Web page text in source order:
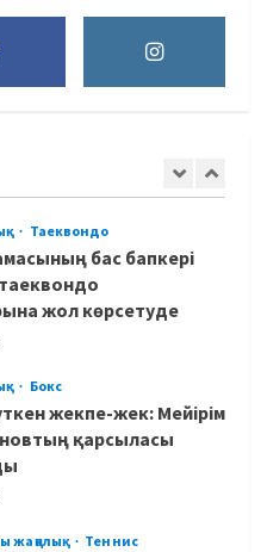
Таеквондо
бас бапкері
жол көрсетуде
Бокс
жекпе-жек: Мейірім
қарсыласы
жаңалық Теннис